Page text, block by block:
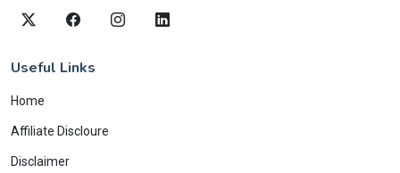
Useful Links
Home
Affiliate Discloure
Disclaimer